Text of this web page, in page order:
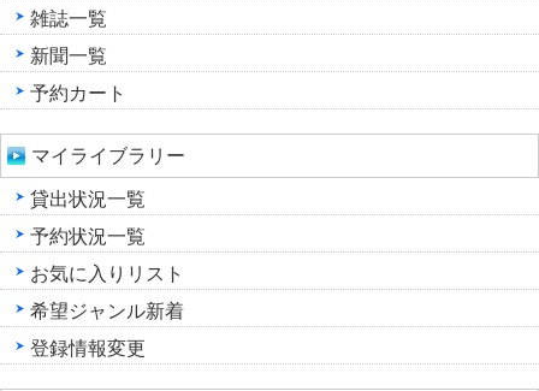
雑誌一覧
新聞一覧
予約カート
マイライブラリー
貸出状況一覧
予約状況一覧
お気に入りリスト
希望ジャンル新着
登録情報変更